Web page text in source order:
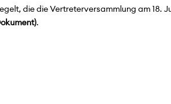
die die Vertreterversammlung am 18.
.